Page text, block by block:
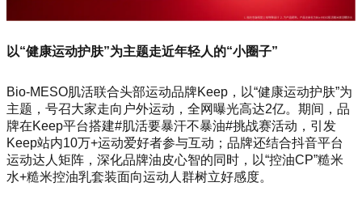
以“健康运动护肤”为主题走近年轻人的“小圈子”
Bio-MESO肌活联合头部运动品牌Keep，以“健康运动护肤”为
主题，号召大家走向户外运动，全网曝光高达2亿。期间，品
牌在Keep平台搭建#肌活要暴汗不暴油#挑战赛活动，引发
Keep站内10万+运动爱好者参与互动；品牌还结合抖音平台
运动达人矩阵，深化品牌油皮心智的同时，以“控油CP”糙米
水+糙米控油乳套装面向运动人群树立好感度。